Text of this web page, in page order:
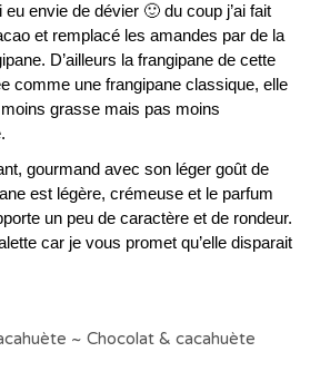
eu envie de dévier 🙂 du coup j’ai fait
et remplacé les amandes par de la
D’ailleurs la frangipane de cette
comme une frangipane classique, elle
grasse mais pas moins
gourmand avec son léger goût de
est légère, crémeuse et le parfum
un peu de caractère et de rondeur.
car je vous promet qu’elle disparait